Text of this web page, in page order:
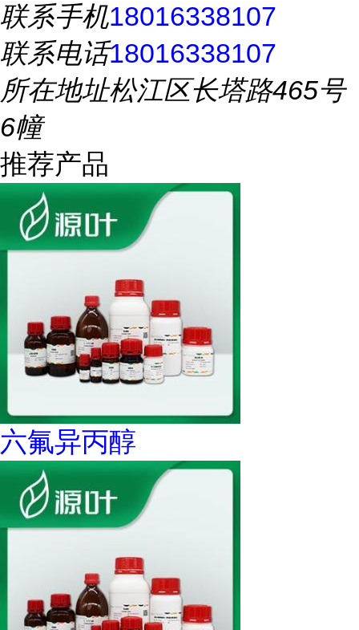
联系手机18016338107
联系电话18016338107
所在地址松江区长塔路465号
6幢
推荐产品
六氟异丙醇